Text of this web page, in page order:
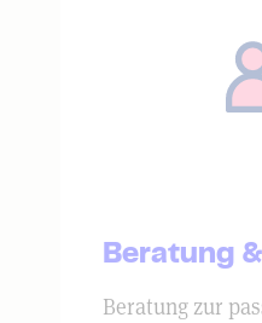
Beratung
Beratung zur